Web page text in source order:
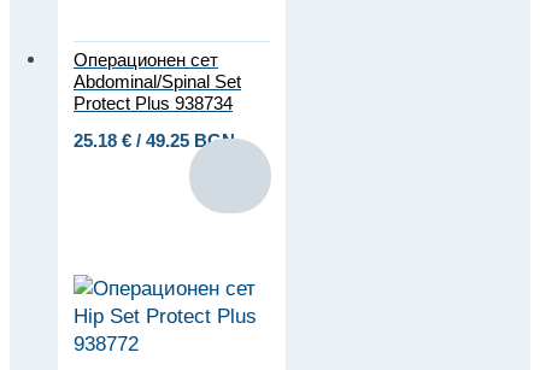
Операционен сет
Abdominal/Spinal Set
Protect Plus 938734
25.18 € / 49.25 BGN